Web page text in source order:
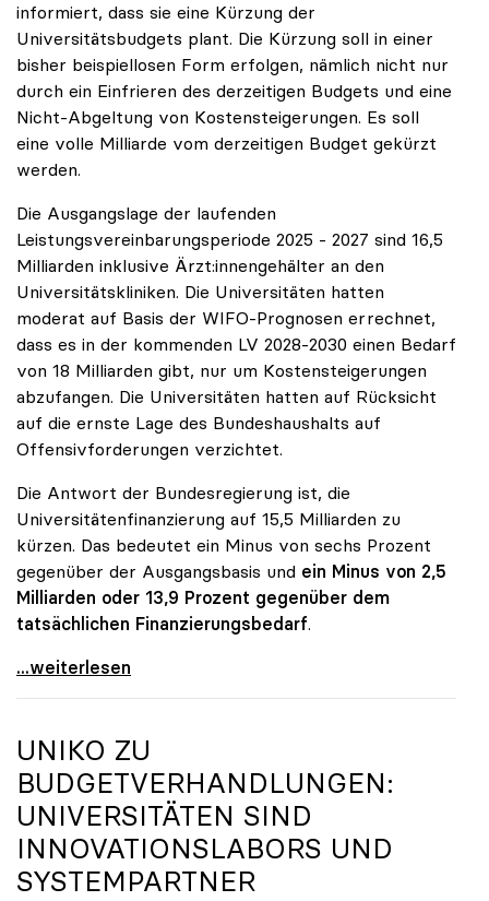
informiert, dass sie eine Kürzung der
Universitätsbudgets plant. Die Kürzung soll in einer
bisher beispiellosen Form erfolgen, nämlich nicht nur
durch ein Einfrieren des derzeitigen Budgets und eine
Nicht-Abgeltung von Kostensteigerungen. Es soll
eine volle Milliarde vom derzeitigen Budget gekürzt
werden.
Die Ausgangslage der laufenden
Leistungsvereinbarungsperiode 2025 - 2027 sind 16,5
Milliarden inklusive Ärzt:innengehälter an den
Universitätskliniken. Die Universitäten hatten
moderat auf Basis der WIFO-Prognosen errechnet,
dass es in der kommenden LV 2028-2030 einen Bedarf
von 18 Milliarden gibt, nur um Kostensteigerungen
abzufangen. Die Universitäten hatten auf Rücksicht
auf die ernste Lage des Bundeshaushalts auf
Offensivforderungen verzichtet.
Die Antwort der Bundesregierung ist, die
Universitätenfinanzierung auf 15,5 Milliarden zu
kürzen. Das bedeutet ein Minus von sechs Prozent
gegenüber der Ausgangsbasis und ein Minus von 2,5
Milliarden oder 13,9 Prozent gegenüber dem
tatsächlichen Finanzierungsbedarf.
\"Österreich ist für die heimischen Universitäten
...weiterlesen
UNIKO ZU
BUDGETVERHANDLUNGEN:
UNIVERSITÄTEN SIND
INNOVATIONSLABORS UND
SYSTEMPARTNER